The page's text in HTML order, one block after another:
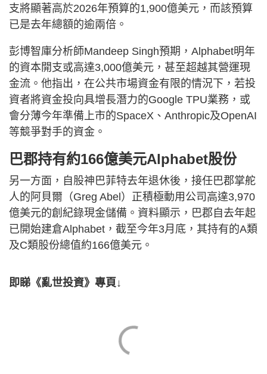
支將顯著高於2026年預算的1,900億美元，而該預算
已是去年總額的逾兩倍。
彭博智庫分析師Mandeep Singh預期，Alphabet明年
的資本開支或高達3,000億美元，甚至超越其營運現
金流。他指出，在公共市場資金有限的情況下，若投
資者將資金投向具增長潛力的Google TPU業務，或
會分薄今年準備上市的SpaceX、Anthropic及OpenAI
等競爭對手的資金。
巴郡持有約166億美元Alphabet股份
另一方面，自股神巴菲特去年退休後，接任巴郡掌舵
人的阿貝爾（Greg Abel）正積極動用公司高達3,970
億美元的創紀錄現金儲備。資料顯示，巴郡自去年起
已開始建倉Alphabet，截至今年3月底，其持有的A類
及C類股份總值約166億美元。
即睇《亂世投資》專頁↓